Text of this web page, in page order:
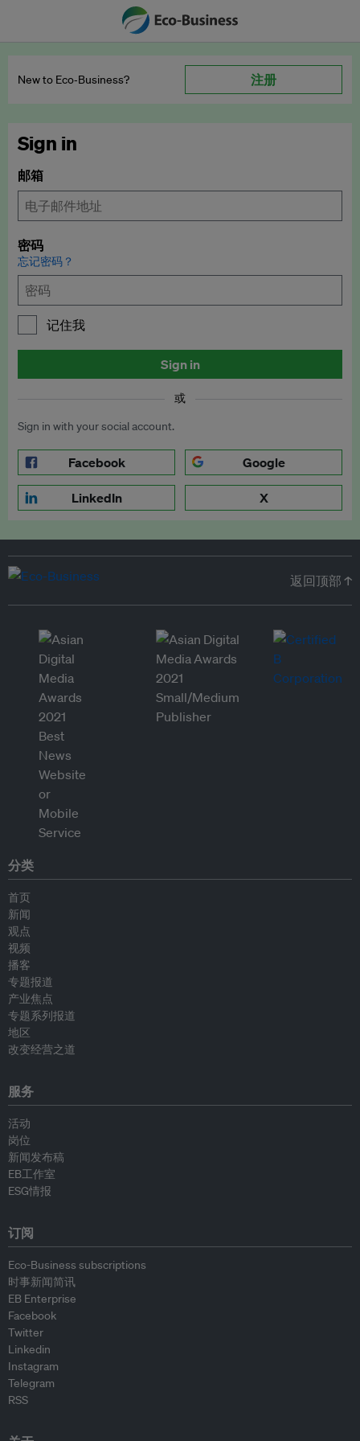
New to Eco‑Business? 注册
Sign in
邮箱
密码
忘记密码？
记住我
Sign in
或
Sign in with your social account.
Facebook Google
LinkedIn X
返回顶部 ↑
分类
首页
新闻
观点
视频
播客
专题报道
产业焦点
专题系列报道
地区
改变经营之道
服务
活动
岗位
新闻发布稿
EB工作室
ESG情报
订阅
Eco-Business subscriptions
时事新闻简讯
EB Enterprise
Facebook
Twitter
Linkedin
Instagram
Telegram
RSS